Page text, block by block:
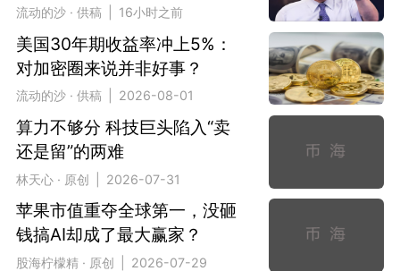
流动的沙 · 供稿 | 16小时之前
美国30年期收益率冲上5%：
对加密圈来说并非好事？
流动的沙 · 供稿 | 2026-08-01
算力不够分 科技巨头陷入“卖
还是留”的两难
林天心 · 原创 | 2026-07-31
苹果市值重夺全球第一，没砸
钱搞AI却成了最大赢家？
股海柠檬精 · 原创 | 2026-07-29